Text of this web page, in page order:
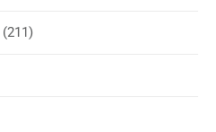
(211)